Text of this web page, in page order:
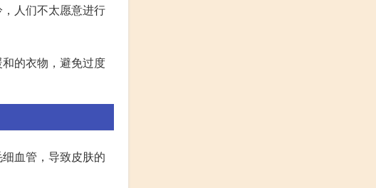
人们不太愿意进行
的衣物，避免过度
血管，导致皮肤的